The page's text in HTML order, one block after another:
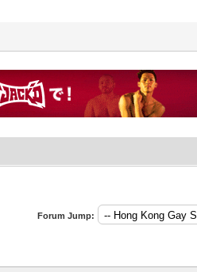
Forum Jump: